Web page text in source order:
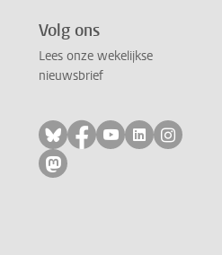
Volg ons
Lees onze wekelijkse
nieuwsbrief
Volg ons op bluesky
Volg ons op
Volg ons op
Volg ons
Volg
Volg ons op mastodon